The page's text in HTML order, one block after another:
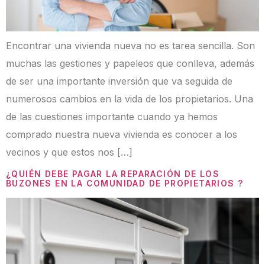
Encontrar una vivienda nueva no es tarea sencilla. Son
muchas las gestiones y papeleos que conlleva, además
de ser una importante inversión que va seguida de
numerosos cambios en la vida de los propietarios. Una
de las cuestiones importante cuando ya hemos
comprado nuestra nueva vivienda es conocer a los
vecinos y que estos nos […]
¿QUIÉN DEBE PAGAR LA REPARACIÓN DE LOS
BUZONES EN LA COMUNIDAD DE PROPIETARIOS ?